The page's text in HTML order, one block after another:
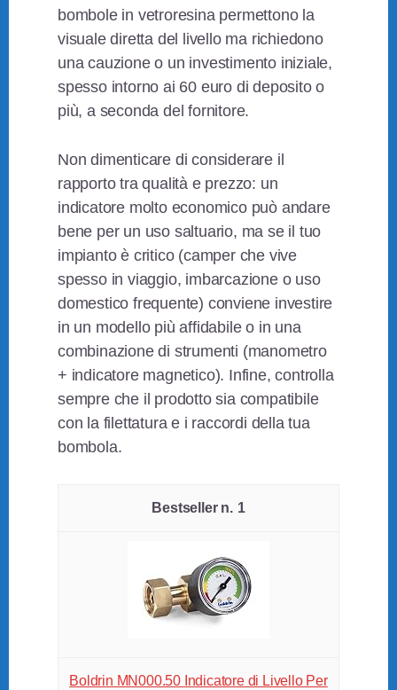
bombole in vetroresina permettono la
visuale diretta del livello ma richiedono
una cauzione o un investimento iniziale,
spesso intorno ai 60 euro di deposito o
più, a seconda del fornitore.
Non dimenticare di considerare il
rapporto tra qualità e prezzo: un
indicatore molto economico può andare
bene per un uso saltuario, ma se il tuo
impianto è critico (camper che vive
spesso in viaggio, imbarcazione o uso
domestico frequente) conviene investire
in un modello più affidabile o in una
combinazione di strumenti (manometro
+ indicatore magnetico). Infine, controlla
sempre che il prodotto sia compatibile
con la filettatura e i raccordi della tua
bombola.
1
Boldrin MN000.50 Indicatore di Livello Per